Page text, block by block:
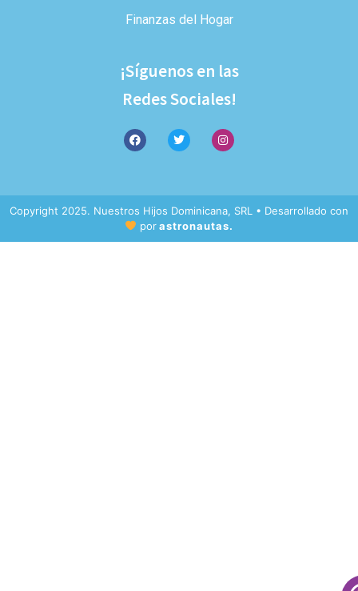
Finanzas del Hogar
¡Síguenos en las
Redes Sociales!
Copyright 2025. Nuestros Hijos Dominicana, SRL • Desarrollado con
porastronautas.